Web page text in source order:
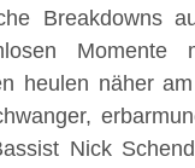
Breakdowns
Momente
heulen näher
Nick